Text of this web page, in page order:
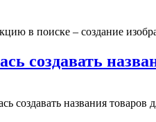
в поиске – создание
создавать
создавать названия